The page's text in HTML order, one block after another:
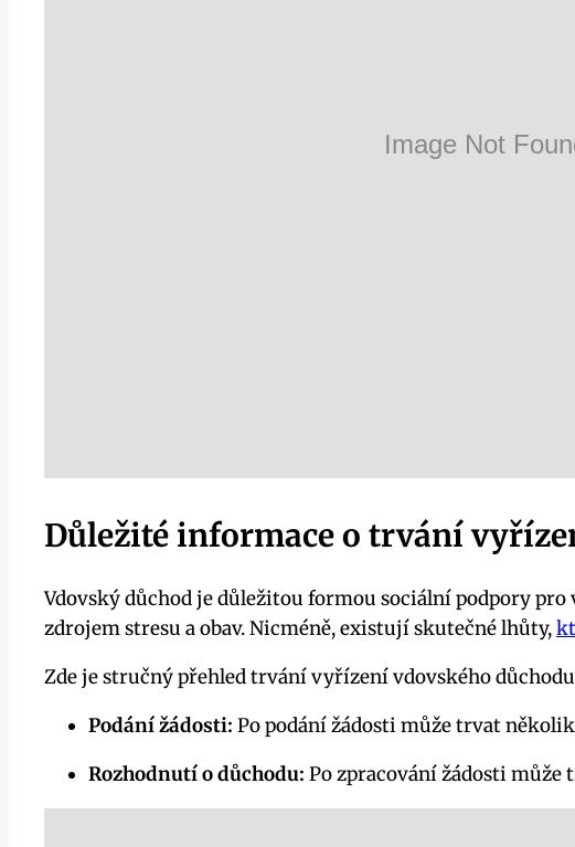
Důležité informace o trvání
Vdovský důchod je důležitou formou sociální podpory
zdrojem stresu a obav. Nicméně, existují skutečné lhůty,
Zde je stručný přehled trvání vyřízení vdovského
Podání žádosti: Po podání žádosti může trvat
Rozhodnutí o důchodu: Po zpracování žádosti